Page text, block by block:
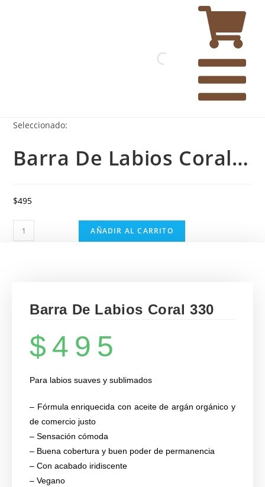
Seleccionado:
Barra De Labios Coral…
$495
AÑADIR AL CARRITO
Barra De Labios Coral 330
$ 495
Para labios suaves y sublimados
– Fórmula enriquecida con aceite de argán orgánico y
de comercio justo
– Sensación cómoda
– Buena cobertura y buen poder de permanencia
– Con acabado iridiscente
– Vegano